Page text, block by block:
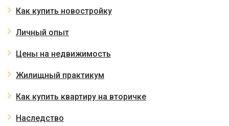
Как купить новостройку
Личный опыт
Цены на недвижимость
Жилищный практикум
Как купить квартиру на вторичке
Наследство